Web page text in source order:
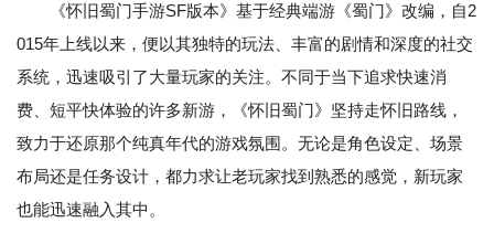
《怀旧蜀门手游SF版本》基于经典端游《蜀门》改编，自2
015年上线以来，便以其独特的玩法、丰富的剧情和深度的社交
系统，迅速吸引了大量玩家的关注。不同于当下追求快速消
费、短平快体验的许多新游，《怀旧蜀门》坚持走怀旧路线，
致力于还原那个纯真年代的游戏氛围。无论是角色设定、场景
布局还是任务设计，都力求让老玩家找到熟悉的感觉，新玩家
也能迅速融入其中。